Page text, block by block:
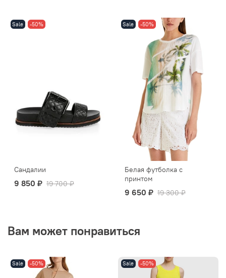
Sale -50%
Сандалии
9 850 ₽ 19 700 ₽
Sale -50%
Белая футболка с
принтом
9 650 ₽ 19 300 ₽
Вам может понравиться
Sale -50% Sale -50%